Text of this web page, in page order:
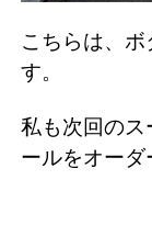
こちらは、
す。
私も次回のス
ールをオーダ